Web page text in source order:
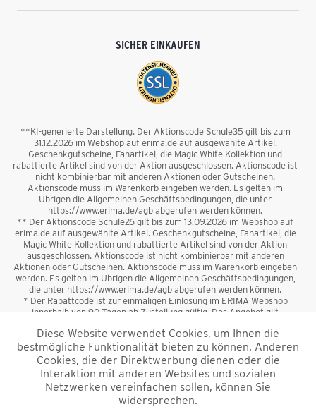
SICHER EINKAUFEN
**KI-generierte Darstellung. Der Aktionscode Schule35 gilt bis zum
31.12.2026 im Webshop auf erima.de auf ausgewählte Artikel.
Geschenkgutscheine, Fanartikel, die Magic White Kollektion und
rabattierte Artikel sind von der Aktion ausgeschlossen. Aktionscode ist
nicht kombinierbar mit anderen Aktionen oder Gutscheinen.
Aktionscode muss im Warenkorb eingeben werden. Es gelten im
Übrigen die Allgemeinen Geschäftsbedingungen, die unter
https://www.erima.de/agb abgerufen werden können.
** Der Aktionscode Schule26 gilt bis zum 13.09.2026 im Webshop auf
erima.de auf ausgewählte Artikel. Geschenkgutscheine, Fanartikel, die
Magic White Kollektion und rabattierte Artikel sind von der Aktion
ausgeschlossen. Aktionscode ist nicht kombinierbar mit anderen
Aktionen oder Gutscheinen. Aktionscode muss im Warenkorb eingeben
werden. Es gelten im Übrigen die Allgemeinen Geschäftsbedingungen,
die unter https://www.erima.de/agb abgerufen werden können.
* Der Rabattcode ist zur einmaligen Einlösung im ERIMA Webshop
innerhalb von 90 Tagen ab Zustellung gültig. Das Angebot gilt
sowie Geschenkgutscheine sind vom Rabatt ausgeschlossen. Der
Rabattcode ist nicht mit anderen Aktionen oder Gutscheinen
kombinierbar. Der Mindestbestellwert beträgt 50 €
*Alle Preise verstehen sich inkl. Mehrwertsteuer und zzgl.
und ggf. Nachnahmegebühren, wenn nicht anders
Diese Website verwendet Cookies, um Ihnen die
bestmögliche Funktionalität bieten zu können. Anderen
Cookies, die der Direktwerbung dienen oder die
Interaktion mit anderen Websites und sozialen
Netzwerken vereinfachen sollen, können Sie
widersprechen.